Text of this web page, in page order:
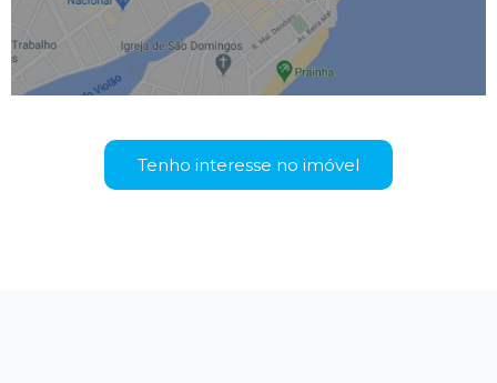
Tenho interesse no imóvel